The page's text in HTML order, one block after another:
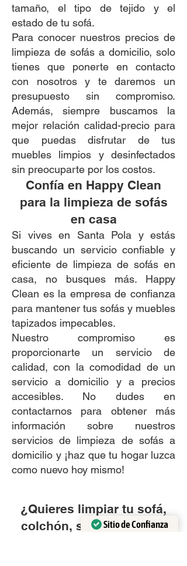
tamaño, el tipo de tejido y el
estado de tu sofá.
Para conocer nuestros precios de
limpieza de sofás a domicilio, solo
tienes que ponerte en contacto
con nosotros y te daremos un
presupuesto sin compromiso.
Además, siempre buscamos la
mejor relación calidad-precio para
que puedas disfrutar de tus
muebles limpios y desinfectados
sin preocuparte por los costos.
Confía en Happy Clean
para la limpieza de sofás
en casa
Si vives en Santa Pola y estás
buscando un servicio confiable y
eficiente de limpieza de sofás en
casa, no busques más. Happy
Clean es la empresa de confianza
para mantener tus sofás y muebles
tapizados impecables.
Nuestro compromiso es
proporcionarte un servicio de
calidad, con la comodidad de un
servicio a domicilio y a precios
accesibles. No dudes en
contactarnos para obtener más
información sobre nuestros
servicios de limpieza de sofás a
domicilio y ¡haz que tu hogar luzca
como nuevo hoy mismo!
¿Quieres limpiar tu sofá,
colchón, sillón o silla de
Sitio de Confianza